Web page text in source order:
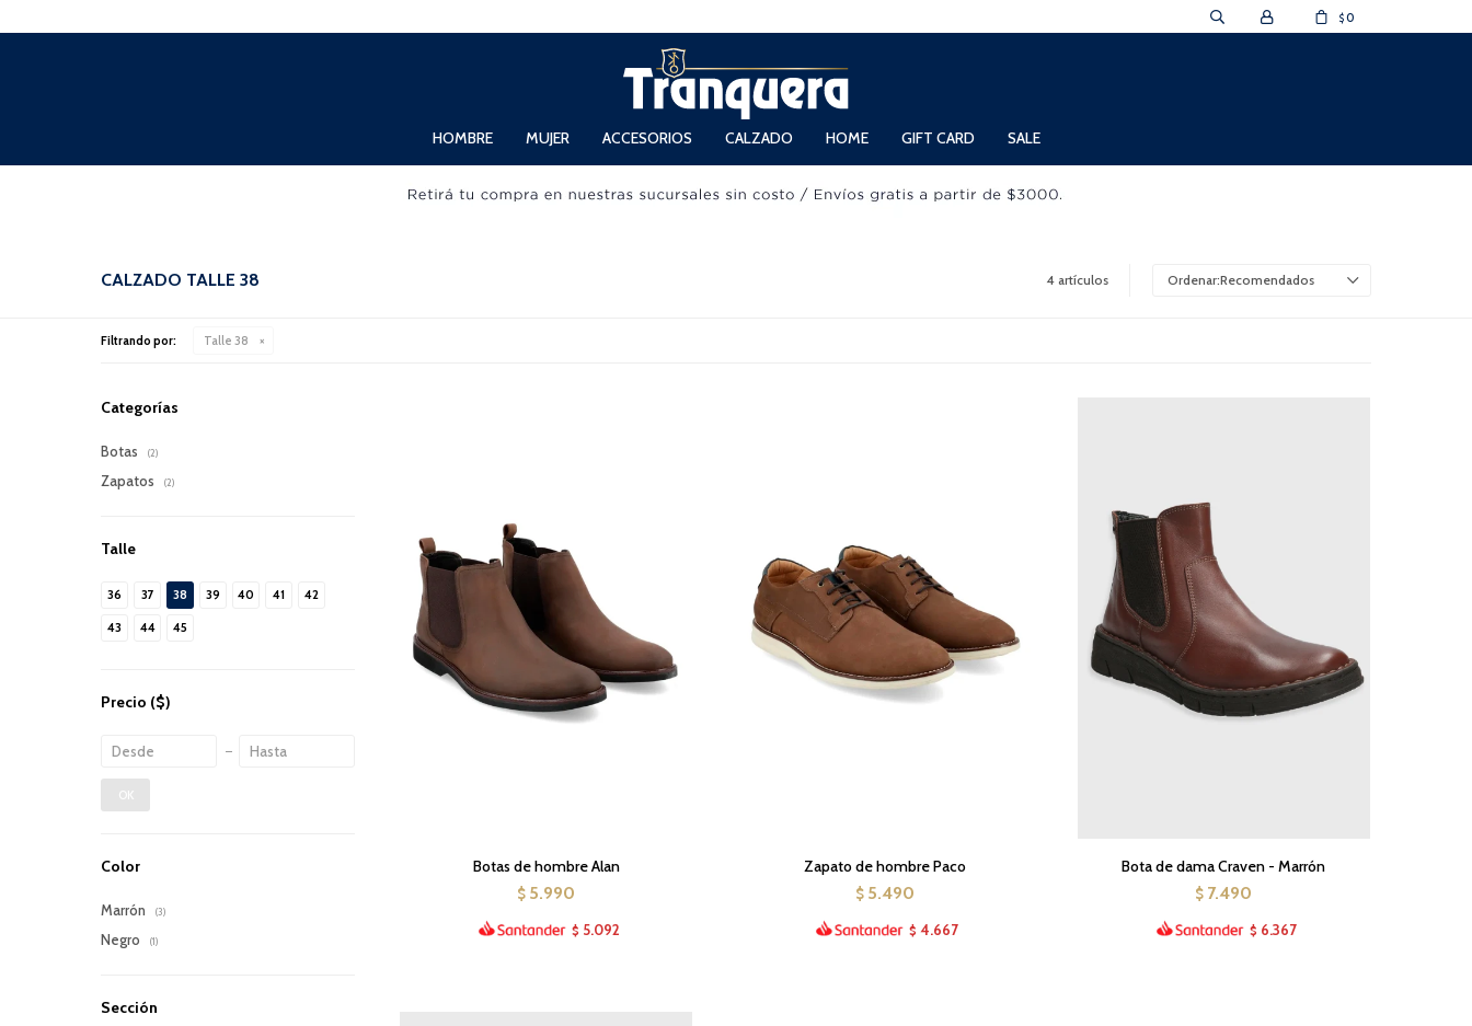
HOMBRE MUJER ACCESORIOS CALZADO HOME GIFT CARD SALE
$ 0
CALZADO TALLE 38 4 artículos Recomendados
Filtrando por: Talle 38
Botas de hombre Alan
$ 5.990
$ 5.092
Zapato de hombre Paco
$ 5.490
$ 4.667
Bota de dama Craven - Marrón
$ 7.490
$ 6.367
Categorías
Botas (2)
Zapatos (2)
Talle
36 37 38 39 40 41 42
43 44 45
Precio ($)
OK
Color
Marrón (3)
Negro (1)
Sección